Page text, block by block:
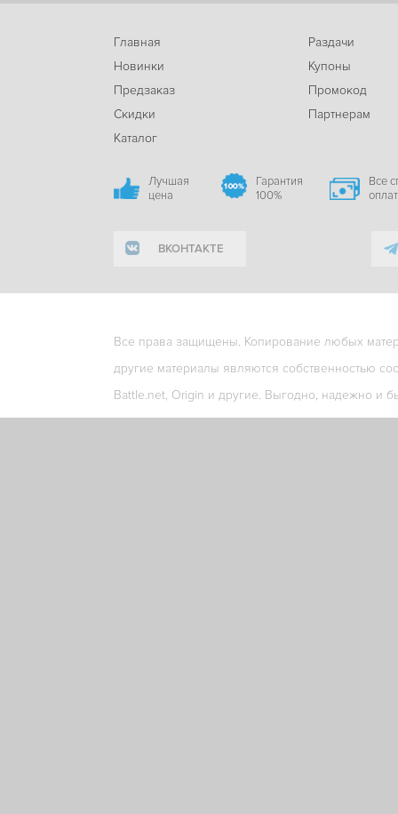
Главная
Новинки
Предзаказ
Скидки
Каталог
Раздачи
Купоны
Промокод
Партнерам
Лучшая
цена
Гарантия
100%
Все
ВКОНТАКТЕ
Все права защищены. Копирование любых
другие материалы являются собственностью
Battle.net, Origin и другие. Выгодно, надежно и